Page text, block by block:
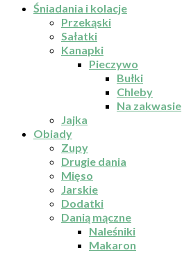
Śniadania i kolacje
Przekąski
Sałatki
Kanapki
Pieczywo
Bułki
Chleby
Na zakwasie
Jajka
Obiady
Zupy
Drugie dania
Mięso
Jarskie
Dodatki
Danią mączne
Naleśniki
Makaron